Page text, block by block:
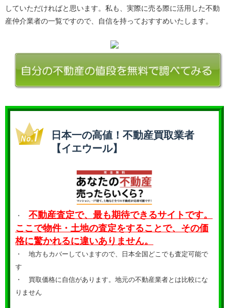
していただければと思います。私も、実際に売る際に活用した不動
産仲介業者の一覧ですので、自信を持っておすすめいたします。
日本一の高値！不動産買取業者
【イエウール】
・ 不動産査定で、最も期待できるサイトです。
ここで物件・土地の査定をすることで、その価
格に驚かれるに違いありません。
・ 地方もカバーしていますので、日本全国どこでも査定可能で
す
・ 買取価格に自信があります。地元の不動産業者とは比較にな
りません